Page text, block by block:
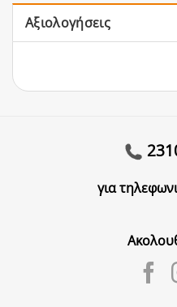
Αξιολογήσεις
για